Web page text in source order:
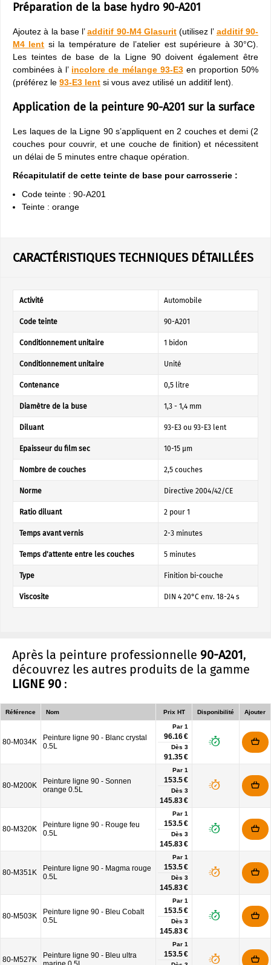
Préparation de la base hydro 90-A201
Ajoutez à la base l’additif 90-M4 Glasurit(utilisez l’ additif 90-
M4 lent si la température de l’atelier est supérieure à 30°C).
Les teintes de base de la Ligne 90 doivent également être
combinées à l’ incolore de mélange 93-E3en proportion 50%
(préférez le 93-E3 lent si vous avez utilisé un additif lent).
Application de la peinture 90-A201 sur la surface
Les laques de la Ligne 90 s’appliquent en 2 couches et demi (2
couches pour couvrir, et une couche de finition) et nécessitent
un délai de 5 minutes entre chaque opération.
Récapitulatif de cette teinte de base pour carrosserie :
Code teinte : 90-A201
Teinte : orange
CARACTÉRISTIQUES TECHNIQUES DÉTAILLÉES
Activité Automobile
Code teinte 90-A201
Conditionnement unitaire 1 bidon
Conditionnement unitaire Unité
Contenance 0,5 litre
Diamètre de la buse 1,3 - 1,4 mm
Diluant 93-E3 ou 93-E3 lent
Epaisseur du film sec 10-15 µm
Nombre de couches 2,5 couches
Norme Directive 2004/42/CE
Ratio diluant 2 pour 1
Temps avant vernis 2-3 minutes
Temps d'attente entre les couches 5 minutes
Type Finition bi-couche
Viscosite DIN 4 20°C env. 18-24 s
Après la peinture professionnelle 90-A201,
découvrez les autres produits de la gamme
LIGNE 90 :
Référence Nom Prix HT Disponibilité Ajouter
80-M034K
Peinture ligne 90 - Blanc crystal
0.5L
Par 1
96.16 €
Dès 3
91.35 €
80-M200K
Peinture ligne 90 - Sonnen
orange 0.5L
Par 1
153.5 €
Dès 3
145.83 €
80-M320K
Peinture ligne 90 - Rouge feu
0.5L
Par 1
153.5 €
Dès 3
145.83 €
80-M351K
Peinture ligne 90 - Magma rouge
0.5L
Par 1
153.5 €
Dès 3
145.83 €
80-M503K
Peinture ligne 90 - Bleu Cobalt
0.5L
Par 1
153.5 €
Dès 3
145.83 €
80-M527K
Peinture ligne 90 - Bleu ultra
Par 1
153.5 €